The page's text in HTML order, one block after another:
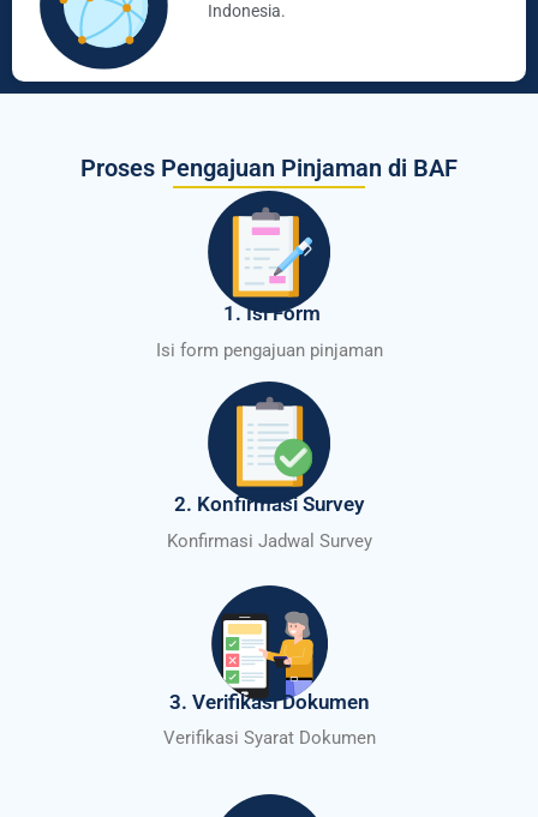
Indonesia.
Proses Pengajuan Pinjaman di BAF
1. Isi Form
Isi form pengajuan pinjaman
2. Konfirmasi Survey
Konfirmasi Jadwal Survey
3. Verifikasi Dokumen
Verifikasi Syarat Dokumen